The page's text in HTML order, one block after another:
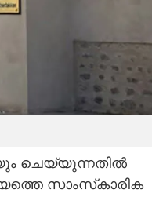
ചെയ്യുന്നതില്‍
സാംസ്‌കാരിക